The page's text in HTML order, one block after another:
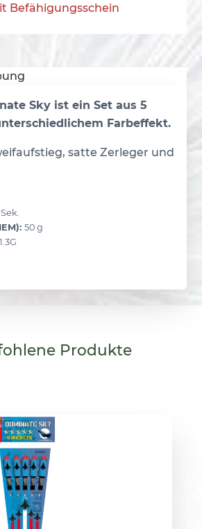
Befähigungsschein
Sky ist ein Set aus 5
Farbeffekt.
satte Zerleger und
50 g
1.3G
Produkte